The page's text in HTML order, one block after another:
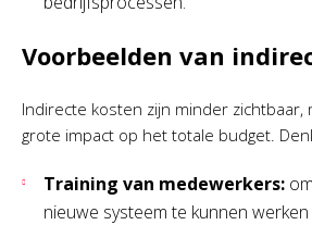
Voorbeelden van
Indirecte kosten zijn minder zichtbaar,
grote impact op het totale budget.
Training van medewerkers:
nieuwe systeem te kunnen werken